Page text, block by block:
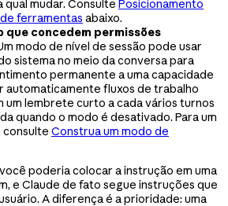
qual mudar. Consulte Posicionamento
ferramentas abaixo.
que concedem permissões
modo de nível de sessão pode usar
sistema no meio da conversa para
permanente a uma capacidade
automaticamente fluxos de trabalho
um lembrete curto a cada vários turnos
quando o modo é desativado. Para um
consulte Construa um modo de
poderia colocar a instrução em uma
e Claude de fato segue instruções que
A diferença é a prioridade: uma